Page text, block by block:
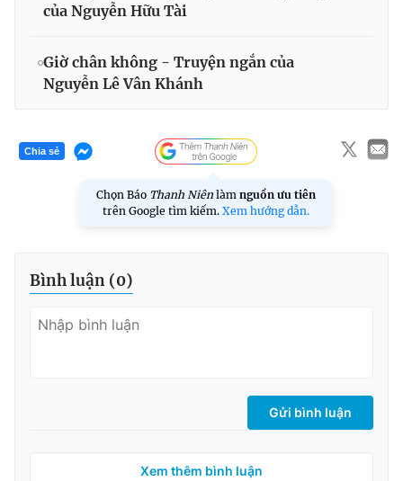
của Nguyễn Hữu Tài
Giờ chân không - Truyện ngắn của
Nguyễn Lê Vân Khánh
Chia sẻ
Chọn Báo Thanh Niên làm nguồn ưu tiên
trên Google tìm kiếm. Xem hướng dẫn.
Bình luận (0)
Gửi bình luận
Xem thêm bình luận